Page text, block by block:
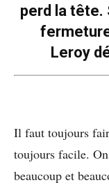
perd la tête.
Leroy
Il faut toujours
toujours facile.
beaucoup et